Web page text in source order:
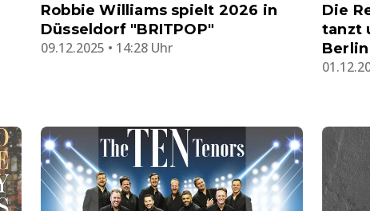
Robbie Williams spielt 2026 in
Düsseldorf "BRITPOP"
09.12.2025 • 14:28 Uhr
Die
tanzt
Berlin